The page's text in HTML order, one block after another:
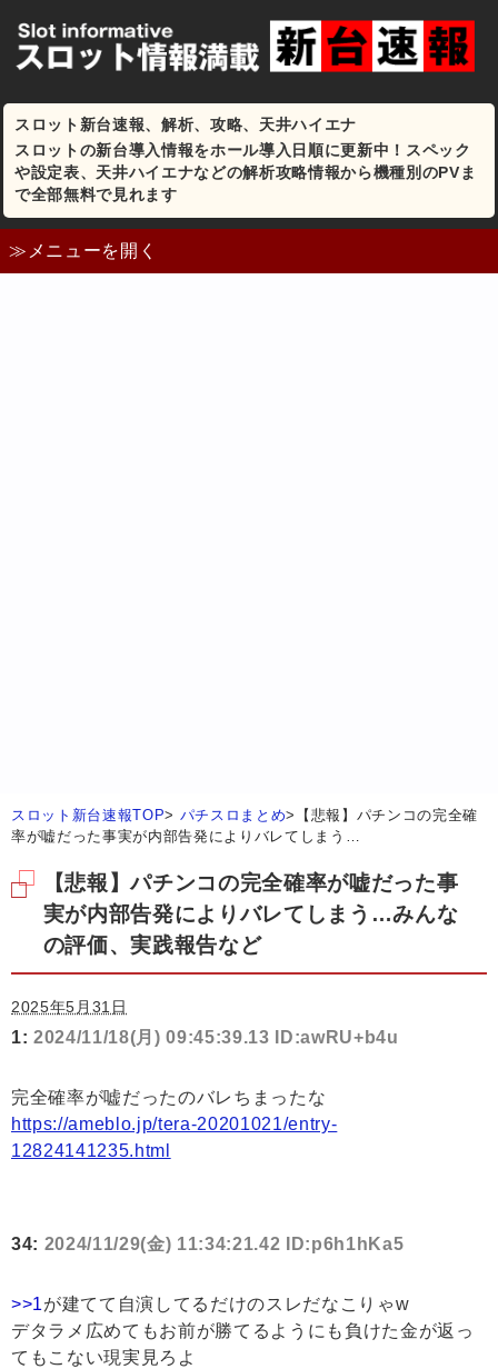
スロット新台速報、解析、攻略、天井ハイエナ
スロットの新台導入情報をホール導入日順に更新中！スペック
や設定表、天井ハイエナなどの解析攻略情報から機種別のPVま
で全部無料で見れます
≫メニューを開く
スロット新台速報TOP> パチスロまとめ>
【悲報】パチンコの完全確
率が嘘だった事実が内部告発によりバレてしまう…
【悲報】パチンコの完全確率が嘘だった事
実が内部告発によりバレてしまう…みんな
の評価、実践報告など
2025年5月31日
1: 2024/11/18(月) 09:45:39.13 ID:awRU+b4u
完全確率が嘘だったのバレちまったな
https://ameblo.jp/tera-20201021/entry-
12824141235.html
34: 2024/11/29(金) 11:34:21.42 ID:p6h1hKa5
>>1が建てて自演してるだけのスレだなこりゃw
デタラメ広めてもお前が勝てるようにも負けた金が返っ
てもこない現実見ろよ